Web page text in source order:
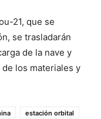
21, que se
se trasladarán
de la nave y
los materiales y
estación orbital